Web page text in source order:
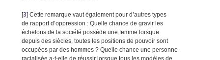
[3] Cette remarque vaut également pour d’autres types
de rapport d’oppression : Quelle chance de gravir les
échelons de la société possède une femme lorsque
depuis des siècles, toutes les positions de pouvoir sont
occupées par des hommes ? Quelle chance une personne
racialisée a-t-elle de réussir lorsque tous les modèles de